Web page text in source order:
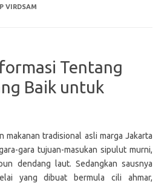
VIRDSAM
Tentang
Baik untuk
makanan tradisional asli marga Jakarta
gara tujuan-masukan sipulut murni,
dendang laut. Sedangkan sausnya
yang dibuat bermula cili ahmar,